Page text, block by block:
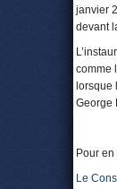
janvier
devant
comme
lorsque
George
Pour
Le